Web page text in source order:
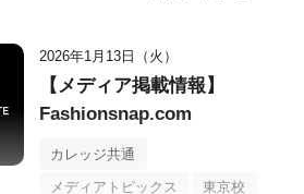
2026年1月13日（火）
【メディア掲載情報】
Fashionsnap.com
カレッジ共通
メディアトピックス 東京校